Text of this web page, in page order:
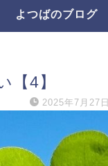
よつばのブログ
【4】
2025年7月27日